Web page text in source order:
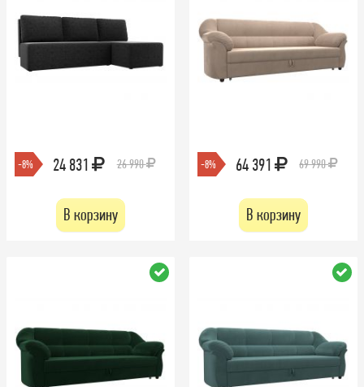
-8% 24 831 26 990
В корзину
-8% 64 391 69 990
В корзину